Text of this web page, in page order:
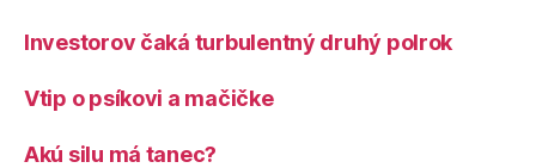
Investorov čaká turbulentný druhý polrok
Vtip o psíkovi a mačičke
Akú silu má tanec?